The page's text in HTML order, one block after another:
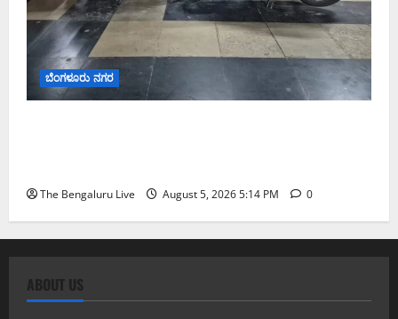
ಬೆಂಗಳೂರು ನಗರ
The Bengaluru Live August 5, 2026 5:14 PM 0
ABOUT US